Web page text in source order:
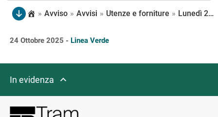
» Avviso » Avvisi » Utenze e forniture » Lunedì 27/10, dalle 8:30 alle 18:30, è interrotta la fornitura idrica in tutti i civici di via Lipparini da via di Corticella fino all’intersezione con via Stendhal per effettuare il collegamento alla nuova rete dei sottoservizi
24 Ottobre 2025 - Linea Verde
In evidenza